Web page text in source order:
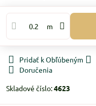
m
Pridať k Obľúbeným
Doručenia
Skladové číslo:4623